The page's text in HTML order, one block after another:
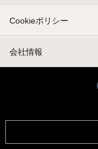
Cookieポリシー
会社情報